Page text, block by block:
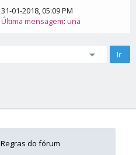
31-01-2018, 05:09 PM
Última mensagem:unã
Regras do fórum